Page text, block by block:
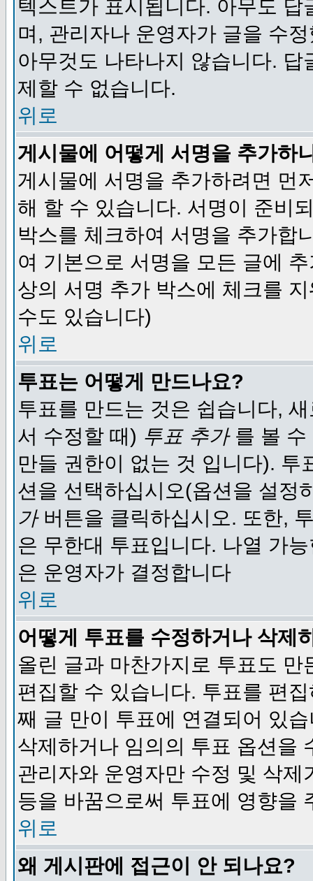
텍스트가 표시됩니다. 아무도
며, 관리자나 운영자가 글을 수
아무것도 나타나지 않습니다.
제할 수 없습니다.
위로
게시물에 어떻게 서명을 추가하
게시물에 서명을 추가하려면 먼
해 할 수 있습니다. 서명이 준비
박스를 체크하여 서명을 추가합
여 기본으로 서명을 모든 글에
상의 서명 추가 박스에 체크를
수도 있습니다)
위로
투표는 어떻게 만드나요?
투표를 만드는 것은 쉽습니다,
서 수정할 때) 투표 추가를 볼 수
만들 권한이 없는 것 입니다).
션을 선택하십시오(옵션을 설정
가버튼을 클릭하십시오. 또한,
은 무한대 투표입니다. 나열 가
은 운영자가 결정합니다
위로
어떻게 투표를 수정하거나 삭제
올린 글과 마찬가지로 투표도
편집할 수 있습니다. 투표를 편
째 글 만이 투표에 연결되어 있
삭제하거나 임의의 투표 옵션을
관리자와 운영자만 수정 및 삭
등을 바꿈으로써 투표에 영향을
위로
왜 게시판에 접근이 안 되나요?